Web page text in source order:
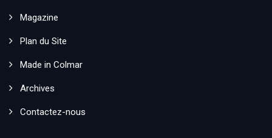
Magazine
Plan du Site
Made in Colmar
Archives
Contactez-nous